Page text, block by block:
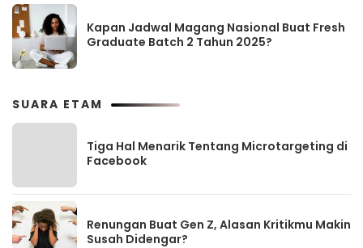
Kapan Jadwal Magang Nasional Buat Fresh
Graduate Batch 2 Tahun 2025?
SUARA ETAM
Tiga Hal Menarik Tentang Microtargeting di
Facebook
Renungan Buat Gen Z, Alasan Kritikmu Makin
Susah Didengar?